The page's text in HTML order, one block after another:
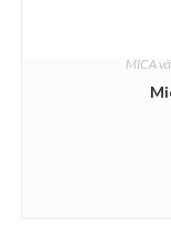
MICA